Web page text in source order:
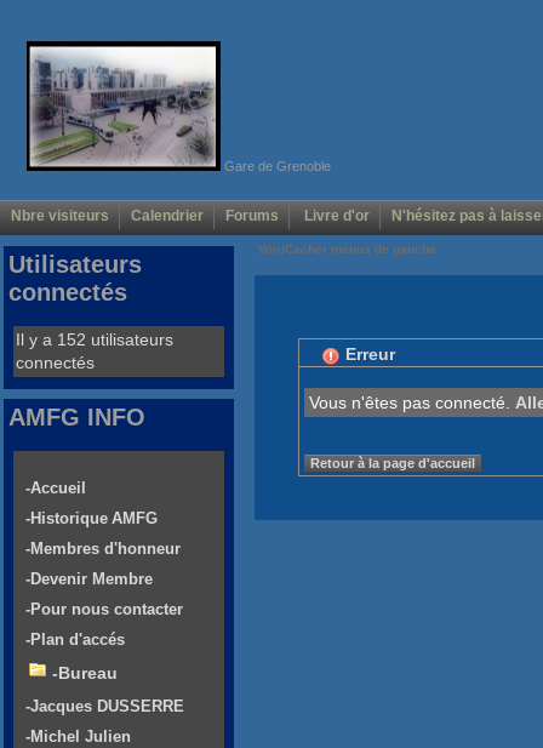
Gare de Grenoble
Nbre visiteurs Calendrier Forums Livre d'or N'hésitez pas à
Voir/Cacher menus de gauche
Erreur
Vous n'êtes pas connecté.
Retour à la page d'accueil
Utilisateurs
connectés
Il y a 152 utilisateurs
connectés
AMFG INFO
-Accueil
-Historique AMFG
-Membres d'honneur
-Devenir Membre
-Pour nous contacter
-Plan d'accés
-Bureau
-Jacques DUSSERRE
-Michel Julien